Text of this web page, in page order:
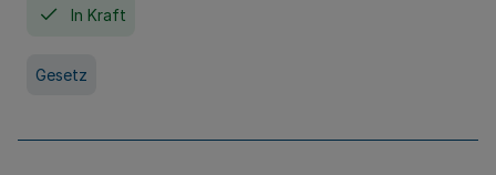
In Kraft
Gesetz